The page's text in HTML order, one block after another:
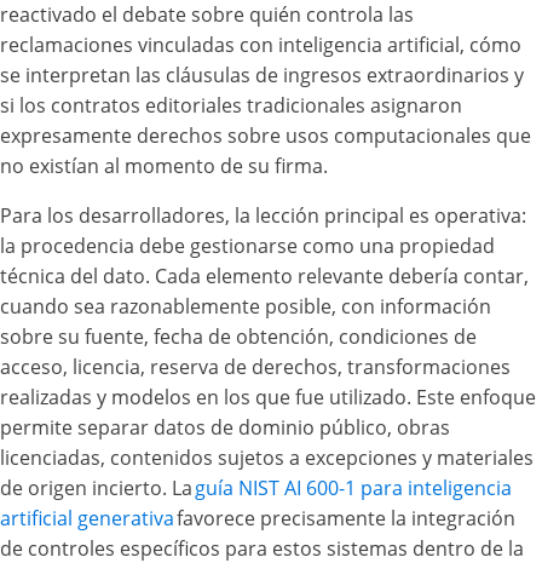
reactivado el debate sobre quién controla las
reclamaciones vinculadas con inteligencia artificial, cómo
se interpretan las cláusulas de ingresos extraordinarios y
si los contratos editoriales tradicionales asignaron
expresamente derechos sobre usos computacionales que
no existían al momento de su firma.
Para los desarrolladores, la lección principal es operativa:
la procedencia debe gestionarse como una propiedad
técnica del dato. Cada elemento relevante debería contar,
cuando sea razonablemente posible, con información
sobre su fuente, fecha de obtención, condiciones de
acceso, licencia, reserva de derechos, transformaciones
realizadas y modelos en los que fue utilizado. Este enfoque
permite separar datos de dominio público, obras
licenciadas, contenidos sujetos a excepciones y materiales
de origen incierto. Laguía NIST AI 600-1 para inteligencia
artificial generativafavorece precisamente la integración
de controles específicos para estos sistemas dentro de la